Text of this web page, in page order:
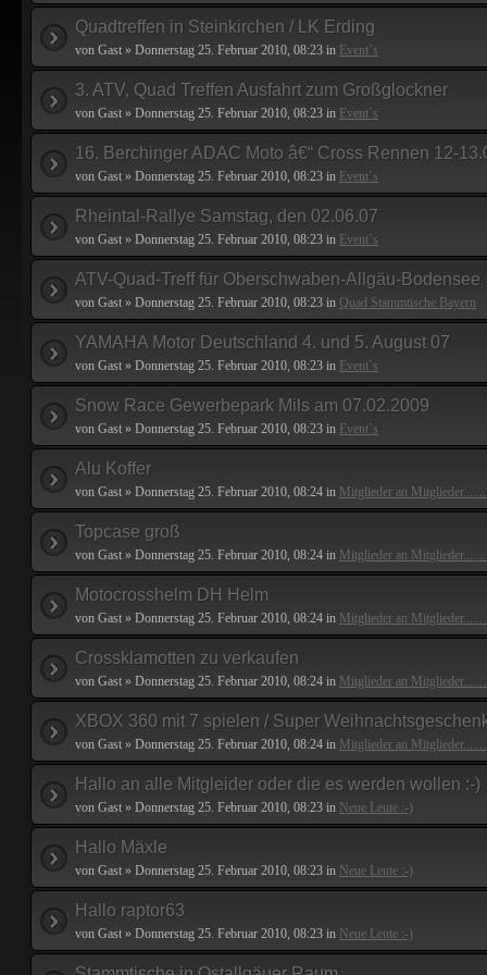
Quadtreffen in Steinkirchen / LK Erding
von Gast » Donnerstag 25. Februar 2010, 08:23 in Event`s
3. ATV, Quad Treffen Ausfahrt zum Großglockner
von Gast » Donnerstag 25. Februar 2010, 08:23 in Event`s
16. Berchinger ADAC Moto â€“ Cross Rennen 12-
von Gast » Donnerstag 25. Februar 2010, 08:23 in Event`s
Rheintal-Rallye Samstag, den 02.06.07
von Gast » Donnerstag 25. Februar 2010, 08:23 in Event`s
ATV-Quad-Treff für Oberschwaben-Allgäu-Bodensee
von Gast » Donnerstag 25. Februar 2010, 08:23 in Quad Stammtische Bayern
YAMAHA Motor Deutschland 4. und 5. August 07
von Gast » Donnerstag 25. Februar 2010, 08:23 in Event`s
Snow Race Gewerbepark Mils am 07.02.2009
von Gast » Donnerstag 25. Februar 2010, 08:23 in Event`s
Alu Koffer
von Gast » Donnerstag 25. Februar 2010, 08:24 in Mitglieder an
Topcase groß
von Gast » Donnerstag 25. Februar 2010, 08:24 in Mitglieder an
Motocrosshelm DH Helm
von Gast » Donnerstag 25. Februar 2010, 08:24 in Mitglieder an
Crossklamotten zu verkaufen
von Gast » Donnerstag 25. Februar 2010, 08:24 in Mitglieder an
XBOX 360 mit 7 spielen / Super
von Gast » Donnerstag 25. Februar 2010, 08:24 in Mitglieder an
Hallo an alle Mitgleider oder die es werden wollen :-)
von Gast » Donnerstag 25. Februar 2010, 08:23 in Neue Leute :-)
Hallo Mäxle
von Gast » Donnerstag 25. Februar 2010, 08:23 in Neue Leute :-)
Hallo raptor63
von Gast » Donnerstag 25. Februar 2010, 08:23 in Neue Leute :-)